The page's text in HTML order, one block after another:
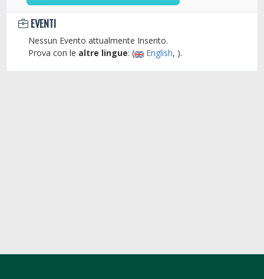
EVENTI
Nessun Evento attualmente Inserito.
Prova con le altre lingue: ( English, ).